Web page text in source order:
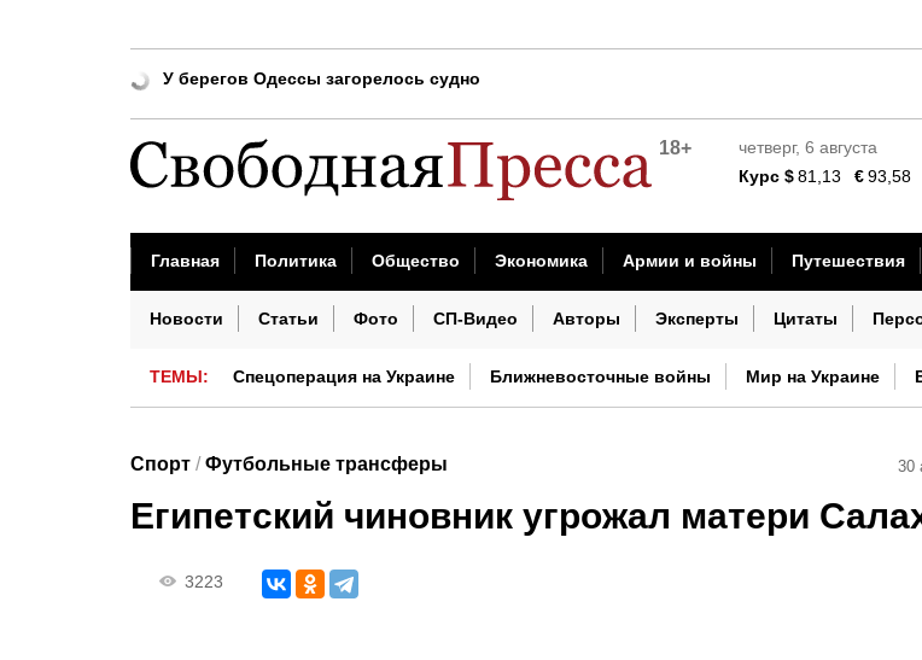
У берегов Одессы загорелось судно
Коц: Россия извлекла уроки из вторжения ВСУ в Курскую область
Путин упростил присвоение воинских званий для добровольцев
«Действуете в хорошем темпе»: Путин поговорил с командиром дивизии ВДВ
ВС РФ поразили перевозивший грузы для ВСУ локомотив в Харьковской области
18+
четверг, 6 августа
Курс $81,13 €93,58
Главная Политика Общество Экономика Армии и войны Путешествия
Бизнес сегодня Недвижимость Происшествия Наука и технологии
Новости Статьи Фото СП-Видео Авторы Эксперты Цитаты
ТЕМЫ: Спецоперация на Украине Ближневосточные войны Мир на Украине
Спорт /Футбольные трансферы 30
Египетский чиновник угрожал матери
3223